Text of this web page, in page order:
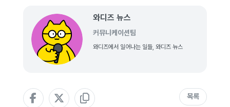
와디즈 뉴스
커뮤니케이션팀
와디즈에서 일어나는 일들, 와디즈 뉴스
목록